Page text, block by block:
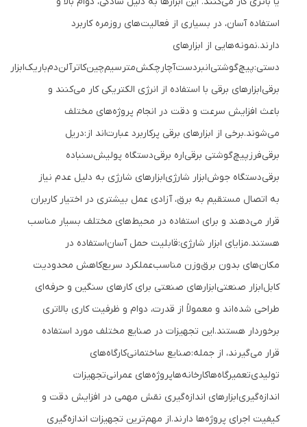
استفاده آسان، در بسیاری از فعالیت‌های روزمره کاربرد
دارند.نمونه‌هایی از ابزارهای
دستی:پیچ‌گوشتیانبردستآچارچکشمترسیم‌چینکاترآلندم‌باریکابزار
برقیابزارهای برقی با استفاده از انرژی الکتریکی کار می‌کنند و
باعث افزایش سرعت و دقت در انجام پروژه‌های مختلف
می‌شوند.برخی از ابزارهای برقی پرکاربرد عبارت‌اند از:دریل
برقیفرزپیچ‌گوشتی برقیاره برقیدستگاه پولیشسنباده
برقیدستگاه جوشابزار شارژیابزارهای شارژی به دلیل عدم نیاز
به اتصال مستقیم به برق، آزادی عمل بیشتری در اختیار کاربران
قرار می‌دهند و برای استفاده در محیط‌های مختلف بسیار مناسب
هستند.مزایای ابزار شارژی:قابلیت حمل آساناستفاده در
مکان‌های بدون برقوزن مناسبعملکرد سریعکاهش محدودیت
کابلابزار صنعتیابزارهای صنعتی برای کارهای سنگین و حرفه‌ای
طراحی شده‌اند و معمولاً از قدرت، دوام و ظرفیت کاری بالاتری
برخوردار هستند.این تجهیزات در صنایع مختلف مورد استفاده
قرار می‌گیرند، از جمله:صنایع ساختمانیکارگاه‌های
تولیدیتعمیرگاه‌هاکارخانه‌هاپروژه‌های عمرانیتجهیزات
اندازه‌گیریابزارهای اندازه‌گیری نقش مهمی در افزایش دقت و
کیفیت اجرای پروژه‌ها دارند.از مهم‌ترین تجهیزات اندازه‌گیری